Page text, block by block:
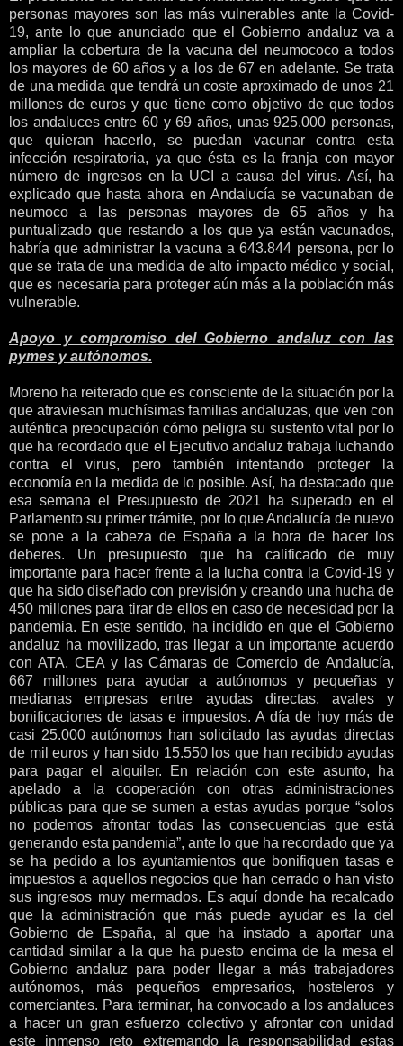
personas mayores son las más vulnerables ante la Covid-
19, ante lo que anunciado que el Gobierno andaluz va a
ampliar la cobertura de la vacuna del neumococo a todos
los mayores de 60 años y a los de 67 en adelante. Se trata
de una medida que tendrá un coste aproximado de unos 21
millones de euros y que tiene como objetivo de que todos
los andaluces entre 60 y 69 años, unas 925.000 personas,
que quieran hacerlo, se puedan vacunar contra esta
infección respiratoria, ya que ésta es la franja con mayor
número de ingresos en la UCI a causa del virus. Así, ha
explicado que hasta ahora en Andalucía se vacunaban de
neumoco a las personas mayores de 65 años y ha
puntualizado que restando a los que ya están vacunados,
habría que administrar la vacuna a 643.844 persona, por lo
que se trata de una medida de alto impacto médico y social,
que es necesaria para proteger aún más a la población más
vulnerable.
Apoyo y compromiso del Gobierno andaluz con las
pymes y autónomos.
Moreno ha reiterado que es consciente de la situación por la
que atraviesan muchísimas familias andaluzas, que ven con
auténtica preocupación cómo peligra su sustento vital por lo
que ha recordado que el Ejecutivo andaluz trabaja luchando
contra el virus, pero también intentando proteger la
economía en la medida de lo posible. Así, ha destacado que
esa semana el Presupuesto de 2021 ha superado en el
Parlamento su primer trámite, por lo que Andalucía de nuevo
se pone a la cabeza de España a la hora de hacer los
deberes. Un presupuesto que ha calificado de muy
importante para hacer frente a la lucha contra la Covid-19 y
que ha sido diseñado con previsión y creando una hucha de
450 millones para tirar de ellos en caso de necesidad por la
pandemia. En este sentido, ha incidido en que el Gobierno
andaluz ha movilizado, tras llegar a un importante acuerdo
con ATA, CEA y las Cámaras de Comercio de Andalucía,
667 millones para ayudar a autónomos y pequeñas y
medianas empresas entre ayudas directas, avales y
bonificaciones de tasas e impuestos. A día de hoy más de
casi 25.000 autónomos han solicitado las ayudas directas
de mil euros y han sido 15.550 los que han recibido ayudas
para pagar el alquiler. En relación con este asunto, ha
apelado a la cooperación con otras administraciones
públicas para que se sumen a estas ayudas porque “solos
no podemos afrontar todas las consecuencias que está
generando esta pandemia”, ante lo que ha recordado que ya
se ha pedido a los ayuntamientos que bonifiquen tasas e
impuestos a aquellos negocios que han cerrado o han visto
sus ingresos muy mermados. Es aquí donde ha recalcado
que la administración que más puede ayudar es la del
Gobierno de España, al que ha instado a aportar una
cantidad similar a la que ha puesto encima de la mesa el
Gobierno andaluz para poder llegar a más trabajadores
autónomos, más pequeños empresarios, hosteleros y
comerciantes. Para terminar, ha convocado a los andaluces
a hacer un gran esfuerzo colectivo y afrontar con unidad
este inmenso reto extremando la responsabilidad estas